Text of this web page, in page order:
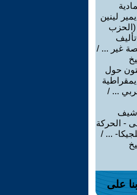
لينين
(الحزب
غير ... /
حول
... /
- الحركة
... /
على